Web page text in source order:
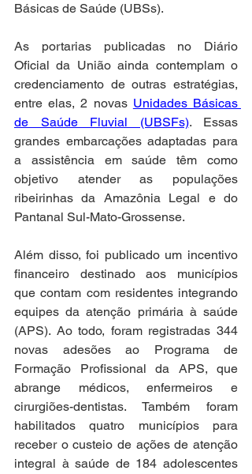
Básicas de Saúde (UBSs).
As portarias publicadas no Diário
Oficial da União ainda contemplam o
credenciamento de outras estratégias,
entre elas, 2 novas Unidades Básicas
de Saúde Fluvial (UBSFs). Essas
grandes embarcações adaptadas para
a assistência em saúde têm como
objetivo atender as populações
ribeirinhas da Amazônia Legal e do
Pantanal Sul-Mato-Grossense.
Além disso, foi publicado um incentivo
financeiro destinado aos municípios
que contam com residentes integrando
equipes da atenção primária à saúde
(APS). Ao todo, foram registradas 344
novas adesões ao Programa de
Formação Profissional da APS, que
abrange médicos, enfermeiros e
cirurgiões-dentistas. Também foram
habilitados quatro municípios para
receber o custeio de ações de atenção
integral à saúde de 184 adolescentes